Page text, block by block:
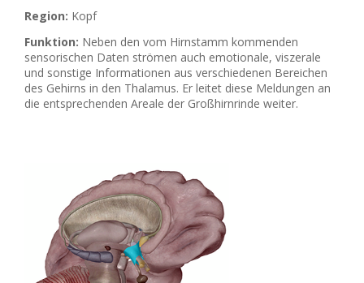
Region: Kopf
Funktion: Neben den vom Hirnstamm kommenden
sensorischen Daten strömen auch emotionale, viszerale
und sonstige Informationen aus verschiedenen Bereichen
des Gehirns in den Thalamus. Er leitet diese Meldungen an
die entsprechenden Areale der Großhirnrinde weiter.